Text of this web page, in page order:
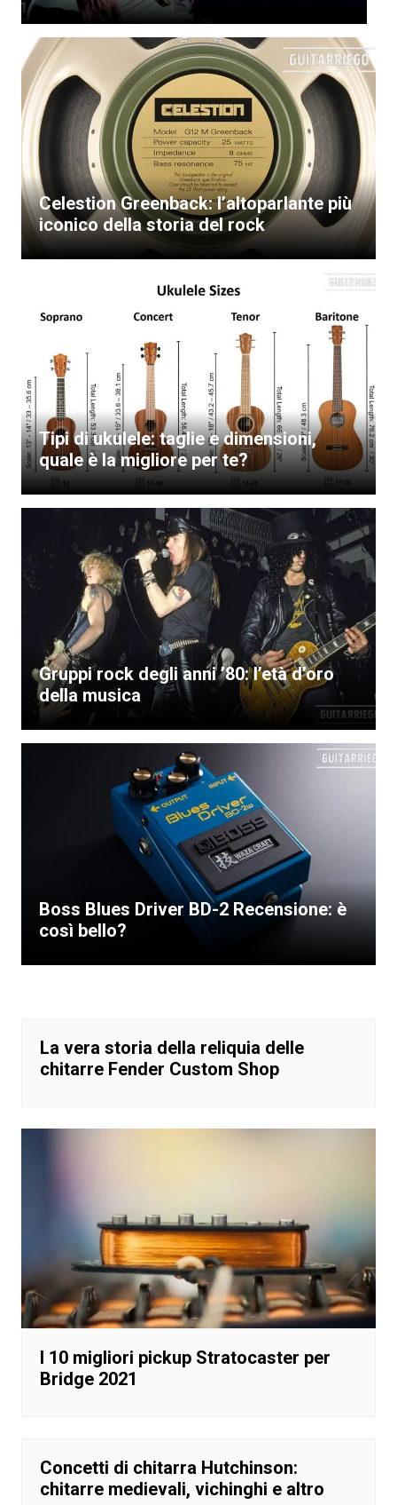
Celestion Greenback: l’altoparlante più
iconico della storia del rock
Tipi di ukulele: taglie e dimensioni,
quale è la migliore per te?
Gruppi rock degli anni ’80: l’età d’oro
della musica
Boss Blues Driver BD-2 Recensione: è
così bello?
La vera storia della reliquia delle
chitarre Fender Custom Shop
I 10 migliori pickup Stratocaster per
Bridge 2021
Concetti di chitarra Hutchinson:
chitarre medievali, vichinghi e altro